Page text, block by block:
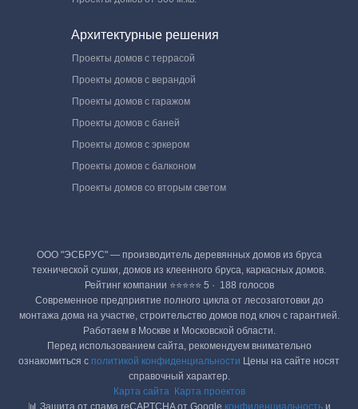
Архитектурные решения
Проекты домов с террасой
Проекты домов с верандой
Проекты домов с гаражом
Проекты домов с баней
Проекты домов с эркером
Проекты домов с балконом
Проекты домов со вторым светом
ООО "ЭСБРУС" — производитель деревянных домов из бруса
технической сушки, домов из клеенного бруса, каркасных домов.
Рейтинг компании ⭐⭐⭐⭐⭐ 5 · ‎ 188 голосов
Современное предприятие полного цикла от лесозаготовки до
монтажа дома на участке, строительство домов под ключ с гарантией.
Работаем в Москве и Московской области.
Перед использованием сайта, рекомендуем внимательно
ознакомиться с политикой конфиденциальности Цены на сайте носят
справочный характер.
Карта сайта
Карта проектов
📊 Защита от спама reCAPTCHA от Google конфиденциальностьи